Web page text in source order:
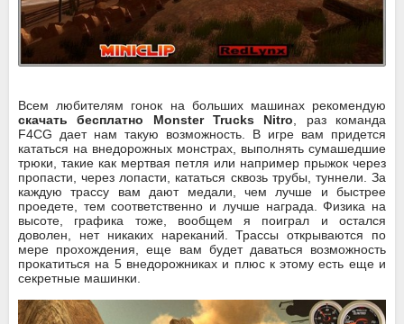
Всем любителям гонок на больших машинах рекомендую
скачать бесплатно Monster Trucks Nitro , раз команда
F4CG дает нам такую возможность. В игре вам придется
кататься на внедорожных монстрах, выполнять сумашедшие
трюки, такие как мертвая петля или например прыжок через
пропасти, через лопасти, кататься сквозь трубы, туннели. За
каждую трассу вам дают медали, чем лучше и быстрее
проедете, тем соответственно и лучше награда. Физика на
высоте, графика тоже, вообщем я поиграл и остался
доволен, нет никаких нареканий. Трассы открываются по
мере прохождения, еще вам будет даваться возможность
прокатиться на 5 внедорожниках и плюс к этому есть еще и
секретные машинки.